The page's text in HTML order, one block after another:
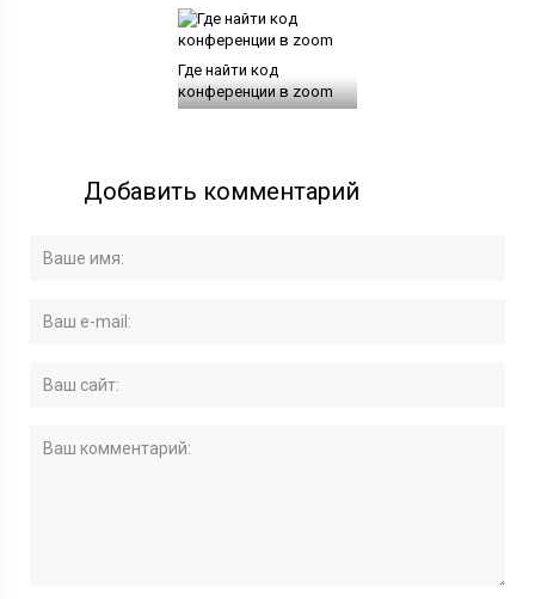
Где найти код
конференции в zoom
Добавить комментарий